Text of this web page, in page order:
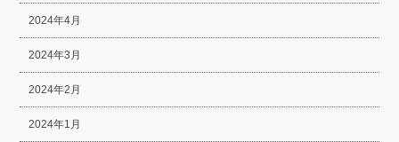
2024年4月
2024年3月
2024年2月
2024年1月